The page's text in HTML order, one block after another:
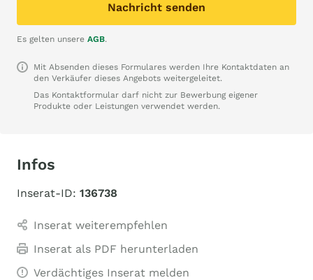
Nachricht senden
Es gelten unsere AGB.
Mit Absenden dieses Formulares werden Ihre Kontaktdaten an
den Verkäufer dieses Angebots weitergeleitet.
Das Kontaktformular darf nicht zur Bewerbung eigener
Produkte oder Leistungen verwendet werden.
Infos
Inserat-ID: 136738
Inserat weiterempfehlen
Inserat als PDF herunterladen
Verdächtiges Inserat melden